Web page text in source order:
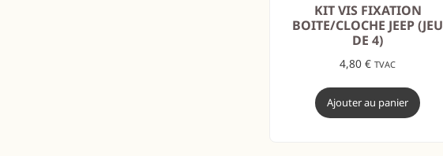
KIT VIS FIXATION
BOITE/CLOCHE JEEP (JEU
DE 4)
4,80€ TVAC
Ajouter au panier